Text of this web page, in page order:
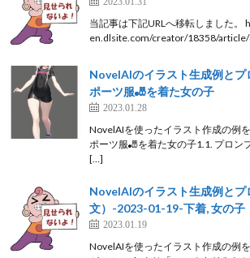
当記事は下記URLへ移転しました。
en.dlsite.com/creator/18358/
NovelAIのイラスト生成例とプ
ポーツ服🎳を着た女の子
2023.01.28
NovelAIを使ったイラスト作成の例
ポーツ服🎳を着た女の子1.1. プロン
[…]
NovelAIのイラスト生成例とプ
文）-2023-01-19-下着, 女の子
2023.01.19
NovelAIを使ったイラスト作成の例